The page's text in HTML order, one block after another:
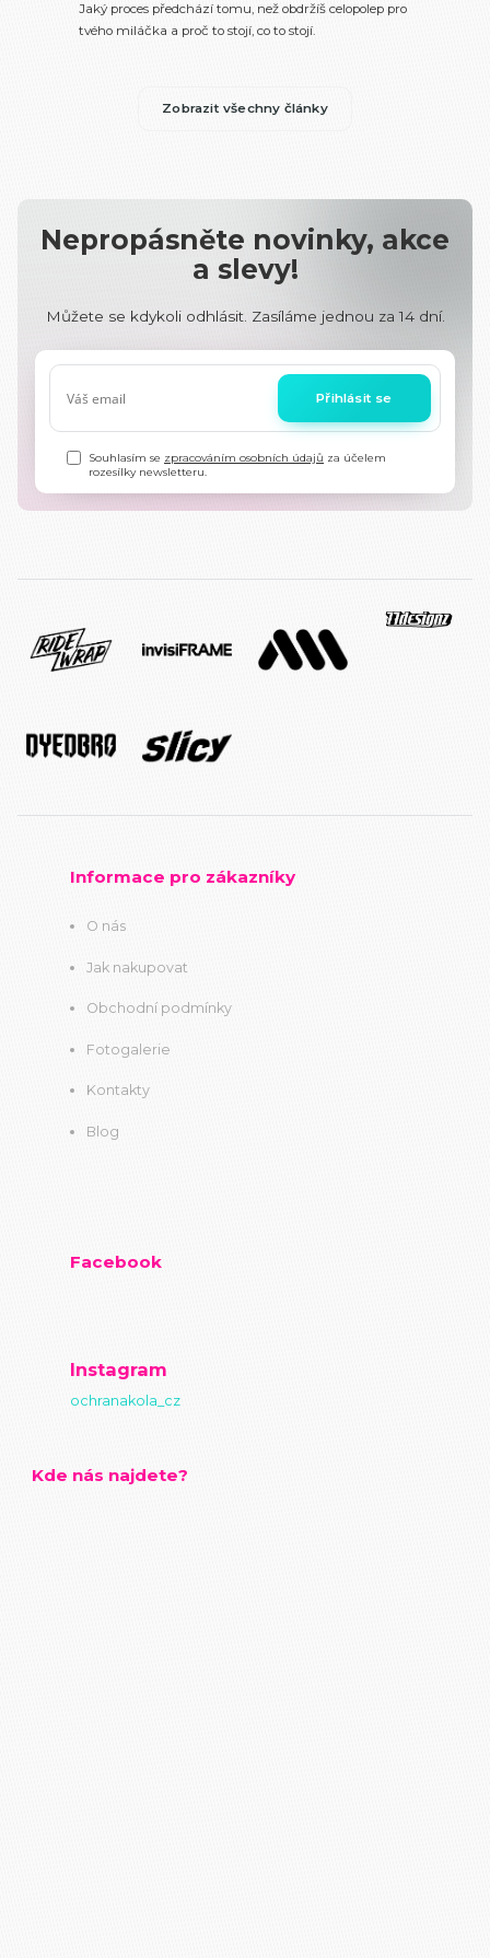
Jaký proces předchází tomu, než obdržíš celopolep pro
tvého miláčka a proč to stojí, co to stojí.
Zobrazit všechny články
Nepropásněte novinky, akce
a slevy!
Můžete se kdykoli odhlásit. Zasíláme jednou za 14 dní.
Přihlásit se
Souhlasím se zpracováním osobních údajů za účelem
rozesílky newsletteru.
Informace pro zákazníky
O nás
Jak nakupovat
Obchodní podmínky
Fotogalerie
Kontakty
Blog
Facebook
Instagram
ochranakola_cz
Kde nás najdete?